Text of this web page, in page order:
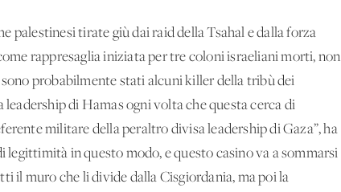
palestinesi tirate giù dai raid della Tsahal e dalla forza
rappresaglia iniziata per tre coloni israeliani morti, non
probabilmente stati alcuni killer della tribù dei
di Hamas ogni volta che questa cerca di
militare della peraltro divisa leadership di Gaza”, ha
legittimità in questo modo, e questo casino va a sommarsi
il muro che li divide dalla Cisgiordania, ma poi la